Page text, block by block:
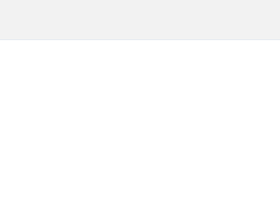
ChartMini